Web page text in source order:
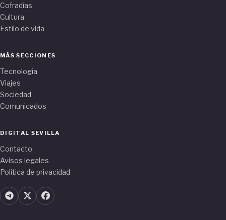
Cofradías
Cultura
Estilo de vida
MÁS SECCIONES
Tecnología
Viajes
Sociedad
Comunicados
DIGITAL SEVILLA
Contacto
Avisos legales
Política de privacidad